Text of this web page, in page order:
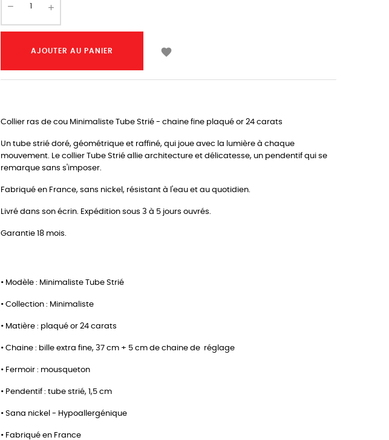
AJOUTER AU PANIER 
Collier ras de cou Minimaliste Tube Strié - chaine fine plaqué or 24 carats
Un tube strié doré, géométrique et raffiné, qui joue avec la lumière à chaque
mouvement. Le collier Tube Strié allie architecture et délicatesse, un pendentif qui se
remarque sans s'imposer.
Fabriqué en France, sans nickel, résistant à l'eau et au quotidien.
Livré dans son écrin. Expédition sous 3 à 5 jours ouvrés.
Garantie 18 mois.
• Modèle : Minimaliste Tube Strié
• Collection : Minimaliste
• Matière : plaqué or 24 carats
• Chaine : bille extra fine, 37 cm + 5 cm de chaine de réglage
• Fermoir : mousqueton
• Pendentif : tube strié, 1,5 cm
• Sana nickel - Hypoallergénique
• Fabriqué en France